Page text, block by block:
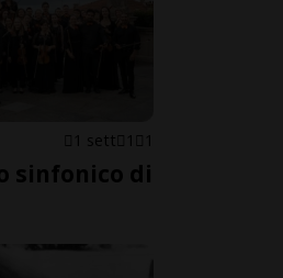
1 sett 1 1
sinfonico di